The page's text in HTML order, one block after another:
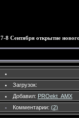
7-8 Сентября открытие
Загрузок:
Добавил: PROekt_AMX
Комментарии: (2)